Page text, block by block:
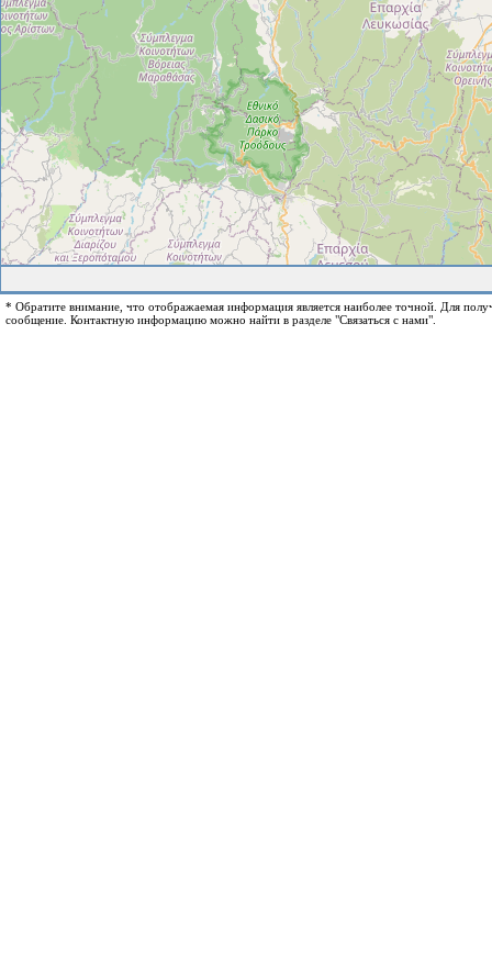
* Обратите внимание, что отображаемая информация является наиболее точной. Для
сообщение. Контактную информацию можно найти в разделе "Связаться с нами".